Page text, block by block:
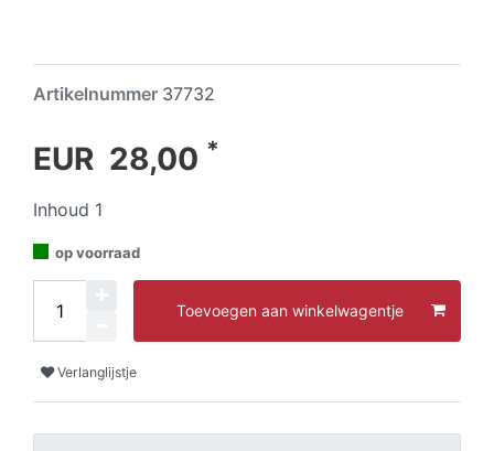
Artikelnummer 37732
EUR 28,00 *
Inhoud 1
op voorraad
Toevoegen aan winkelwagentje
Verlanglijstje